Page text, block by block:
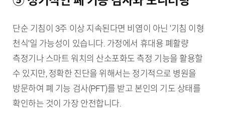
단순 기침이 3주 이상 지속된다면 비염이 아닌 '기침 이형
천식'일 가능성이 있습니다. 가정에서 휴대용 폐활량
측정기나 스마트 워치의 산소포화도 측정 기능을 활용할
수 있지만, 정확한 진단을 위해서는 정기적으로 병원을
방문하여 폐 기능 검사(PFT)를 받고 본인의 기도 상태를
확인하는 것이 가장 안전합니다.